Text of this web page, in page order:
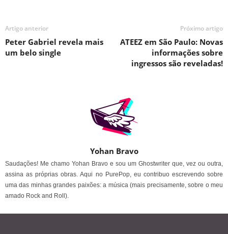
Artigo anterior
Peter Gabriel revela mais
um belo single
Próximo artigo
ATEEZ em São Paulo: Novas
informações sobre
ingressos são reveladas!
Yohan Bravo
Saudações! Me chamo Yohan Bravo e sou um Ghostwriter que, vez ou outra,
assina as próprias obras. Aqui no PurePop, eu contribuo escrevendo sobre
uma das minhas grandes paixões: a música (mais precisamente, sobre o meu
amado Rock and Roll).